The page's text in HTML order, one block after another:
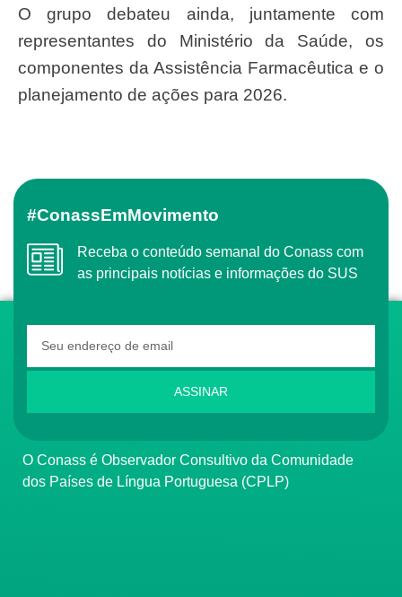
O grupo debateu ainda, juntamente com
representantes do Ministério da Saúde, os
componentes da Assistência Farmacêutica e o
planejamento de ações para 2026.
#ConassEmMovimento
Receba o conteúdo semanal do Conass com
as principais notícias e informações do SUS
ASSINAR
O Conass é Observador Consultivo da Comunidade
dos Países de Língua Portuguesa (CPLP)